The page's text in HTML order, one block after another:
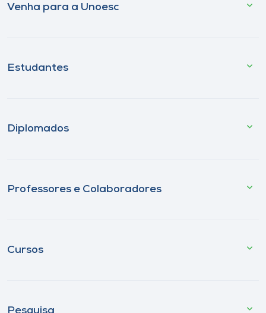
Venha para a Unoesc
Estudantes
Diplomados
Professores e Colaboradores
Cursos